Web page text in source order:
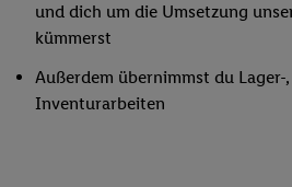
und dich um die Umsetzung
kümmerst
Außerdem übernimmst du
Inventurarbeiten